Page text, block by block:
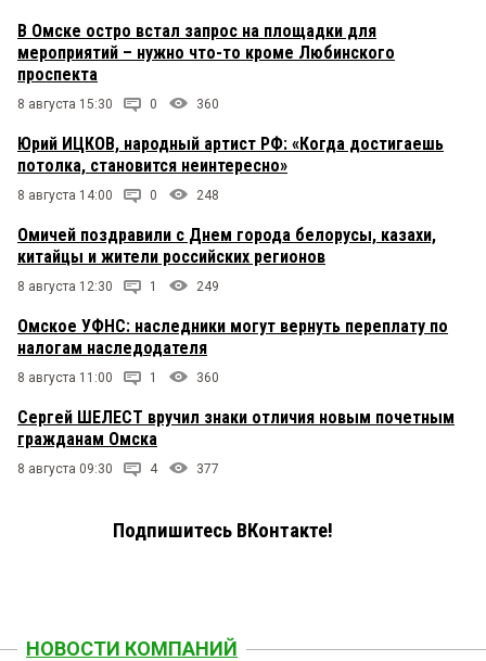
В Омске остро встал запрос на площадки для
мероприятий – нужно что-то кроме Любинского
проспекта
8 августа 15:30 0 360
Юрий ИЦКОВ, народный артист РФ: «Когда достигаешь
потолка, становится неинтересно»
8 августа 14:00 0 248
Омичей поздравили с Днем города белорусы, казахи,
китайцы и жители российских регионов
8 августа 12:30 1 249
Омское УФНС: наследники могут вернуть переплату по
налогам наследодателя
8 августа 11:00 1 360
Сергей ШЕЛЕСТ вручил знаки отличия новым почетным
гражданам Омска
8 августа 09:30 4 377
Подпишитесь ВКонтакте!
НОВОСТИ КОМПАНИЙ